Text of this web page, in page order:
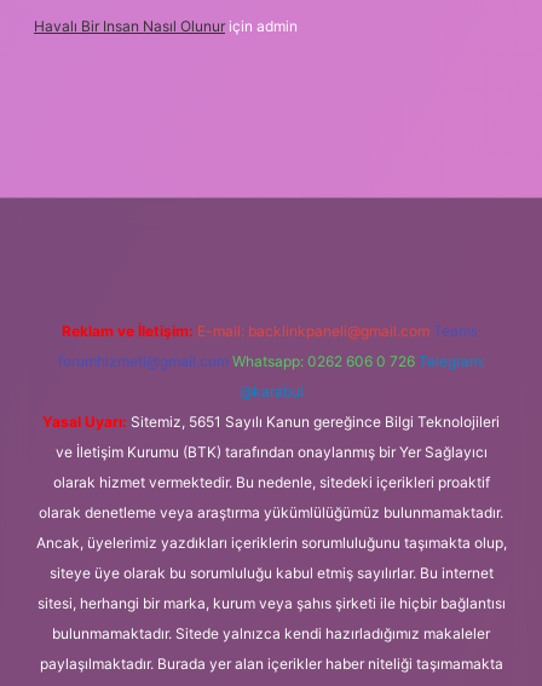
Havalı Bir Insan Nasıl Olunur için admin
Reklam ve İletişim: E-mail: backlinkpaneli@gmail.com Teams:
forumhizmeti@gmail.com Whatsapp: 0262 606 0 726 Telegram:
@karabul
Yasal Uyarı: Sitemiz, 5651 Sayılı Kanun gereğince Bilgi Teknolojileri
ve İletişim Kurumu (BTK) tarafından onaylanmış bir Yer Sağlayıcı
olarak hizmet vermektedir. Bu nedenle, sitedeki içerikleri proaktif
olarak denetleme veya araştırma yükümlülüğümüz bulunmamaktadır.
Ancak, üyelerimiz yazdıkları içeriklerin sorumluluğunu taşımakta olup,
siteye üye olarak bu sorumluluğu kabul etmiş sayılırlar. Bu internet
sitesi, herhangi bir marka, kurum veya şahıs şirketi ile hiçbir bağlantısı
bulunmamaktadır. Sitede yalnızca kendi hazırladığımız makaleler
paylaşılmaktadır. Burada yer alan içerikler haber niteliği taşımamakta